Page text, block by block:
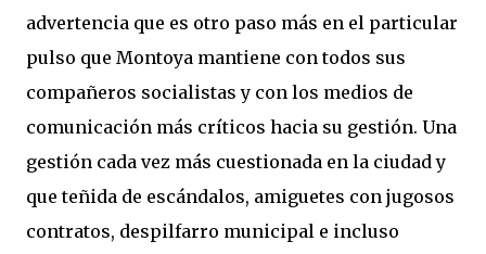
advertencia que es otro paso más en el particular
pulso que Montoya mantiene con todos sus
compañeros socialistas y con los medios de
comunicación más críticos hacia su gestión. Una
gestión cada vez más cuestionada en la ciudad y
que teñida de escándalos, amiguetes con jugosos
contratos, despilfarro municipal e incluso